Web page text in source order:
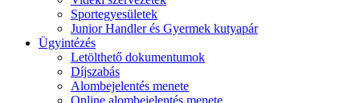
Sportegyesületek
Junior Handler és Gyermek kutyapár
Ügyintézés
Letölthető dokumentumok
Díjszabás
Alombejelentés menete
Online alombejelentés menete